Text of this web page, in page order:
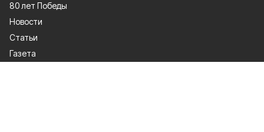
80 лет Победы
Новости
Статьи
Газета